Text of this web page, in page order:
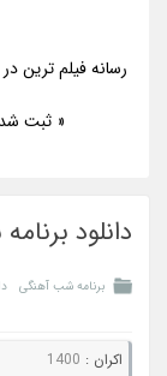
رسانه فیلم ترین
« ثبت
دانلود
برنامه شب آهنگی
اکران : 1400